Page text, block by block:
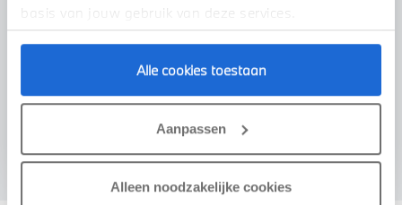
basis van jouw gebruik van deze services.
Alle cookies toestaan
Aanpassen
Alleen noodzakelijke cookies
U vertelt meer over uw auto